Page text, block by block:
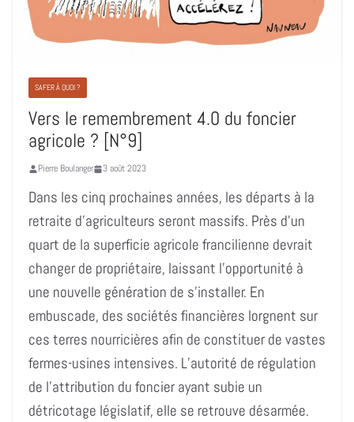
SAFER À QUOI ?
Vers le remembrement 4.0 du foncier
agricole ? [N°9]
Pierre Boulanger 3 août 2023
Dans les cinq prochaines années, les départs à la
retraite d’agriculteurs seront massifs. Près d’un
quart de la superficie agricole francilienne devrait
changer de propriétaire, laissant l’opportunité à
une nouvelle génération de s’installer. En
embuscade, des sociétés financières lorgnent sur
ces terres nourricières afin de constituer de vastes
fermes-usines intensives. L’autorité de régulation
de l’attribution du foncier ayant subie un
détricotage législatif, elle se retrouve désarmée.